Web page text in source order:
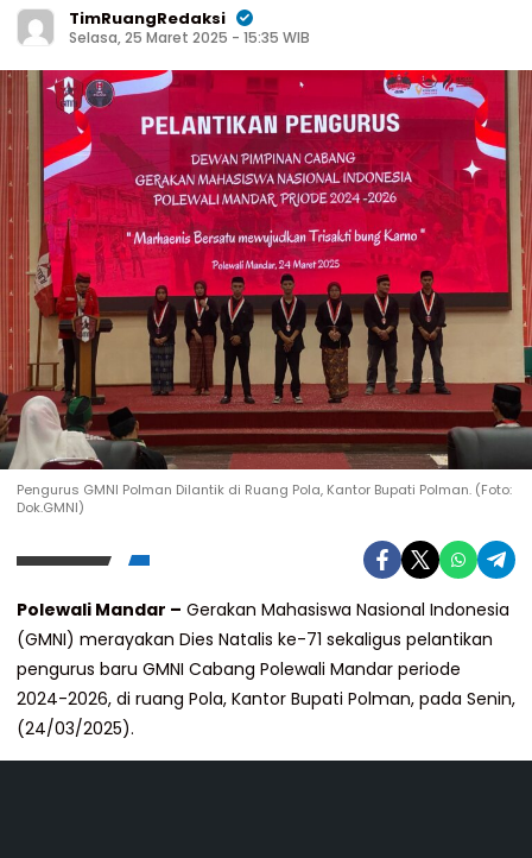
TimRuangRedaksi
Selasa, 25 Maret 2025 - 15:35 WIB
Pengurus GMNI Polman Dilantik di Ruang Pola, Kantor Bupati Polman. (Foto:
Dok.GMNI)
Polewali Mandar – Gerakan Mahasiswa Nasional Indonesia
(GMNI) merayakan Dies Natalis ke-71 sekaligus pelantikan
pengurus baru GMNI Cabang Polewali Mandar periode
2024-2026, di ruang Pola, Kantor Bupati Polman, pada Senin,
(24/03/2025).